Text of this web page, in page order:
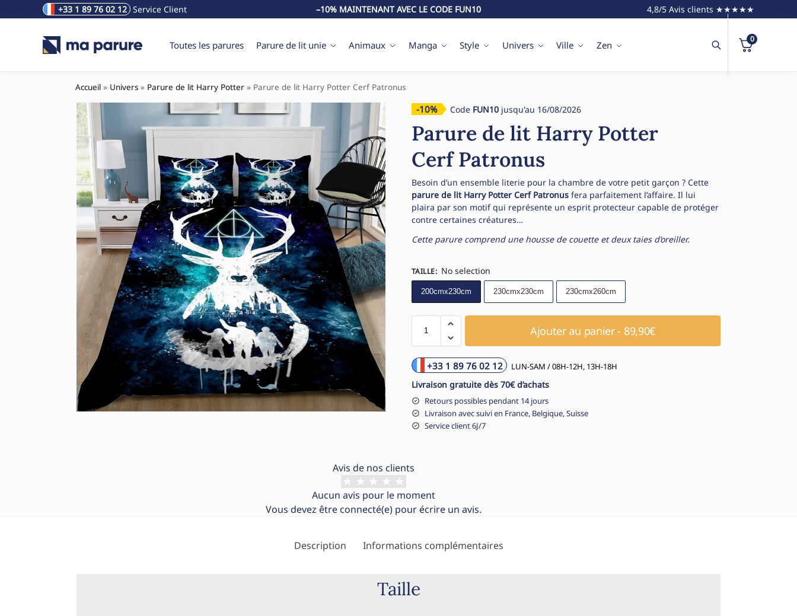
+33 1 89 76 02 12 Service Client –10% MAINTENANT AVEC LE CODE FUN10 4,8/5 Avis clients ★★★★★
Toutes les parures Parure de lit unie Animaux Manga Style Univers Ville Zen
Rechercher un produit
0
Accueil » Univers » Parure de lit Harry Potter » Parure de lit Harry Potter Cerf Patronus
-10% Code FUN10jusqu'au 16/08/2026
Parure de lit Harry Potter
Cerf Patronus
Besoin d’un ensemble literie pour la chambre de votre petit garçon ? Cette
parure de lit Harry Potter Cerf Patronusfera parfaitement l’affaire. Il lui
plaira par son motif qui représente un esprit protecteur capable de protéger
contre certaines créatures…
Cette parure comprend une housse de couette et deux taies d’oreiller.
TAILLE: No selection
200cmx230cm 230cmx230cm 230cmx260cm
Ajouter au panier - 89,90€
+33 1 89 76 02 12 LUN-SAM / 08H-12H, 13H-18H
Livraison gratuite dès 70€ d’achats
Retours possibles pendant 14 jours
Livraison avec suivi en France, Belgique, Suisse
Service client 6J/7
Avis de nos clients
Aucun avis pour le moment
Vous devez être connecté(e) pour écrire un avis.
Description Informations complémentaires
Taille